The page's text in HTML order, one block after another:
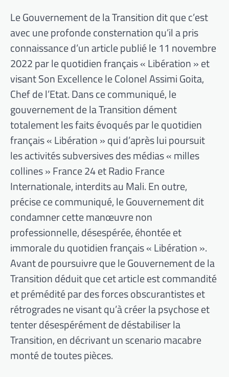
Le Gouvernement de la Transition dit que c’est
avec une profonde consternation qu’il a pris
connaissance d’un article publié le 11 novembre
2022 par le quotidien français « Libération » et
visant Son Excellence le Colonel Assimi Goita,
Chef de l’Etat. Dans ce communiqué, le
gouvernement de la Transition dément
totalement les faits évoqués par le quotidien
français « Libération » qui d’après lui poursuit
les activités subversives des médias « milles
collines » France 24 et Radio France
Internationale, interdits au Mali. En outre,
précise ce communiqué, le Gouvernement dit
condamner cette manœuvre non
professionnelle, désespérée, éhontée et
immorale du quotidien français « Libération ».
Avant de poursuivre que le Gouvernement de la
Transition déduit que cet article est commandité
et prémédité par des forces obscurantistes et
rétrogrades ne visant qu’à créer la psychose et
tenter désespérément de déstabiliser la
Transition, en décrivant un scenario macabre
monté de toutes pièces.